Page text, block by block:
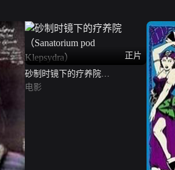
正片
砂制时镜下的疗养院
（Sanatorium pod Klepsydra）
电影